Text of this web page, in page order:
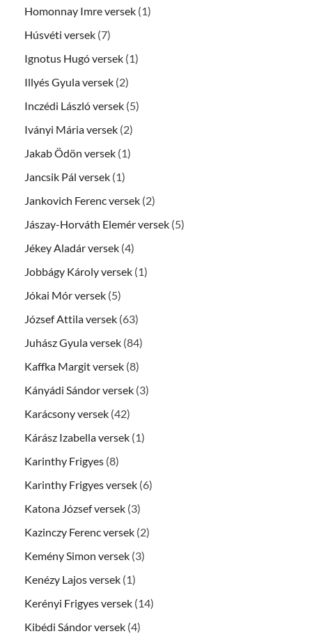
Homonnay Imre versek (1)
Húsvéti versek (7)
Ignotus Hugó versek (1)
Illyés Gyula versek (2)
Inczédi László versek (5)
Iványi Mária versek (2)
Jakab Ödön versek (1)
Jancsik Pál versek (1)
Jankovich Ferenc versek (2)
Jászay-Horváth Elemér versek (5)
Jékey Aladár versek (4)
Jobbágy Károly versek (1)
Jókai Mór versek (5)
József Attila versek (63)
Juhász Gyula versek (84)
Kaffka Margit versek (8)
Kányádi Sándor versek (3)
Karácsony versek (42)
Kárász Izabella versek (1)
Karinthy Frigyes (8)
Karinthy Frigyes versek (6)
Katona József versek (3)
Kazinczy Ferenc versek (2)
Kemény Simon versek (3)
Kenézy Lajos versek (1)
Kerényi Frigyes versek (14)
Kibédi Sándor versek (4)